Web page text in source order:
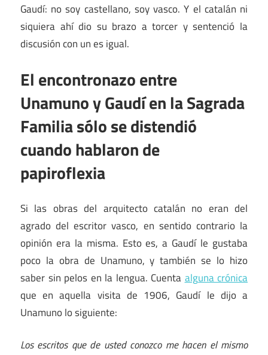
Gaudí: no soy castellano, soy vasco. Y el catalán ni
siquiera ahí dio su brazo a torcer y sentenció la
discusión con un es igual.
El encontronazo entre
Unamuno y Gaudí en la Sagrada
Familia sólo se distendió
cuando hablaron de
papiroflexia
Si las obras del arquitecto catalán no eran del
agrado del escritor vasco, en sentido contrario la
opinión era la misma. Esto es, a Gaudí le gustaba
poco la obra de Unamuno, y también se lo hizo
saber sin pelos en la lengua. Cuenta alguna crónica
que en aquella visita de 1906, Gaudí le dijo a
Unamuno lo siguiente:
Los escritos que de usted conozco me hacen el mismo